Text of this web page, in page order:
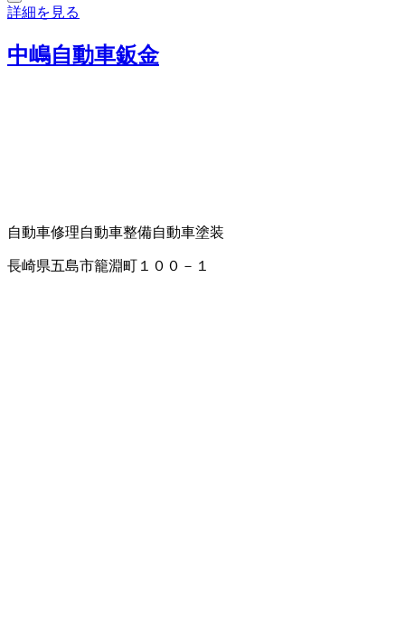
詳細を見る
中嶋自動車鈑金
自動車修理自動車整備自動車塗装
長崎県五島市籠淵町１００－１